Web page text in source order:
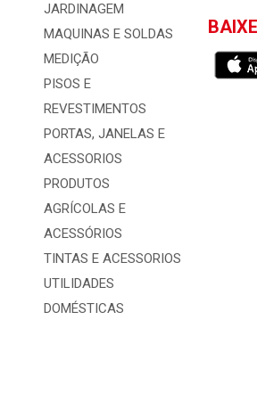
JARDINAGEM
MAQUINAS E SOLDAS
MEDIÇÃO
PISOS E
REVESTIMENTOS
PORTAS, JANELAS E
ACESSORIOS
PRODUTOS
AGRÍCOLAS E
ACESSÓRIOS
TINTAS E ACESSORIOS
UTILIDADES
DOMÉSTICAS